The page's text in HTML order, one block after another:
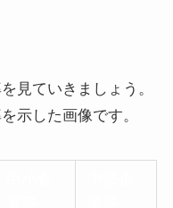
見ていきましょう。
示した画像です。